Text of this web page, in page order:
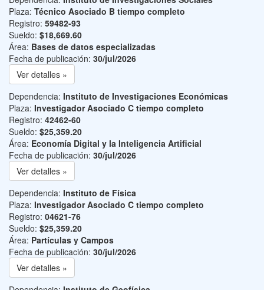
Plaza: Técnico Asociado B tiempo completo
Registro: 59482-93
Sueldo: $18,669.60
Área: Bases de datos especializadas
Fecha de publicación: 30/jul/2026
Ver detalles »
Dependencia: Instituto de Investigaciones Económicas
Plaza: Investigador Asociado C tiempo completo
Registro: 42462-60
Sueldo: $25,359.20
Área: Economía Digital y la Inteligencia Artificial
Fecha de publicación: 30/jul/2026
Ver detalles »
Dependencia: Instituto de Física
Plaza: Investigador Asociado C tiempo completo
Registro: 04621-76
Sueldo: $25,359.20
Área: Partículas y Campos
Fecha de publicación: 30/jul/2026
Ver detalles »